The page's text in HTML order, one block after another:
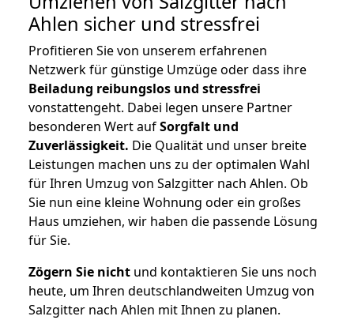
Ahlen sicher und stressfrei
Profitieren Sie von unserem erfahrenen
Netzwerk für günstige Umzüge oder dass ihre
Beiladung reibungslos und stressfrei
vonstattengeht. Dabei legen unsere Partner
besonderen Wert aufSorgfalt und
Zuverlässigkeit. Die Qualität und unser breite
Leistungen machen uns zu der optimalen Wahl
für Ihren Umzug von Salzgitter nach Ahlen. Ob
Sie nun eine kleine Wohnung oder ein großes
Haus umziehen, wir haben die passende Lösung
für Sie.
Zögern Sie nicht und kontaktieren Sie uns noch
heute, um Ihren deutschlandweiten Umzug von
Salzgitter nach Ahlen mit Ihnen zu planen.